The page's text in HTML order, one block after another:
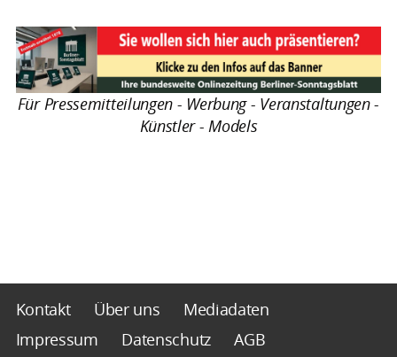
Für Pressemitteilungen - Werbung - Veranstaltungen -
Künstler - Models
Kontakt Über uns
Mediadaten
Impressum
Datenschutz AGB